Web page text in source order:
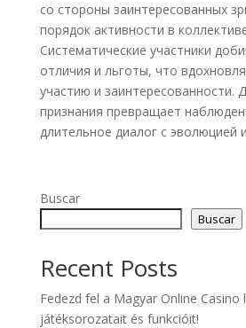
со стороны заинтересованных
порядок активности в
Систематические участники
отличия и льготы, что
участию и заинтересованности.
признания превращает
длительное диалог с эволюцией
Buscar
Buscar
Recent Posts
Fedezd fel a Magyar Online Casino
játéksorozatait és funkcióit!